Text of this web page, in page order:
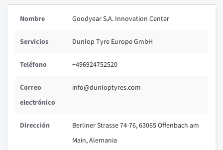
Nombre Goodyear S.A. Innovation Center
Servicios Dunlop Tyre Europe GmbH
Teléfono +496924752520
Correo
electrónico
info@dunloptyres.com
Dirección
Berliner Strasse 74-76, 63065 Offenbach am
Main, Alemania